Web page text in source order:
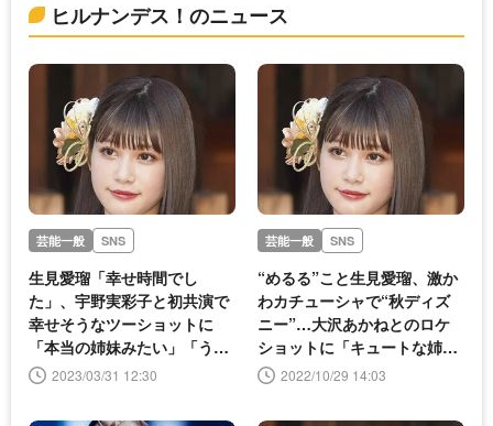
ヒルナンデス！のニュース
芸能一般 SNS
生見愛瑠「幸せ時間でし
た」、宇野実彩子と初共演で
幸せそうなツーショットに
「本当の姉妹みたい」「うの
める最高」の声
2023/03/31 12:30
芸能一般 SNS
“めるる”こと生見愛瑠、激か
わカチューシャで“秋ディズ
ニー”…大沢あかねとのロケ
ショットに「キュートな姉
妹」「アリエル超えのかわい
2022/10/29 14:03